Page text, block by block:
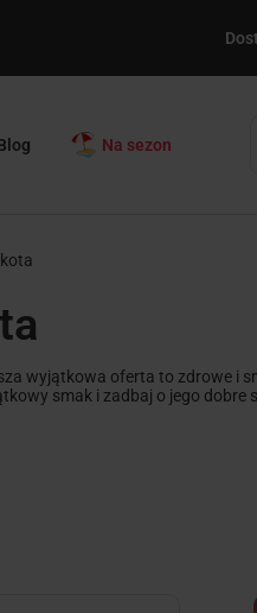
Na sezon
wyjątkowa oferta to zdrowe i
smak i zadbaj o jego dobre